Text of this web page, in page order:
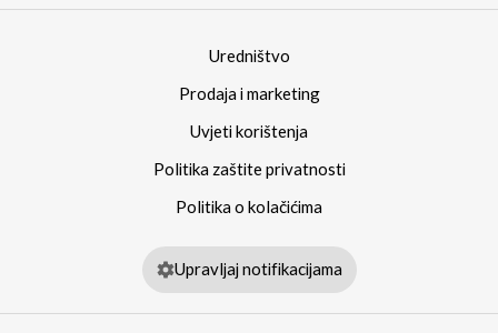
Uredništvo
Prodaja i marketing
Uvjeti korištenja
Politika zaštite privatnosti
Politika o kolačićima
Upravljaj notifikacijama